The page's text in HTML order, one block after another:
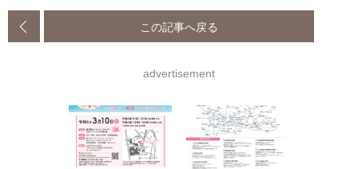
この記事へ戻る
advertisement